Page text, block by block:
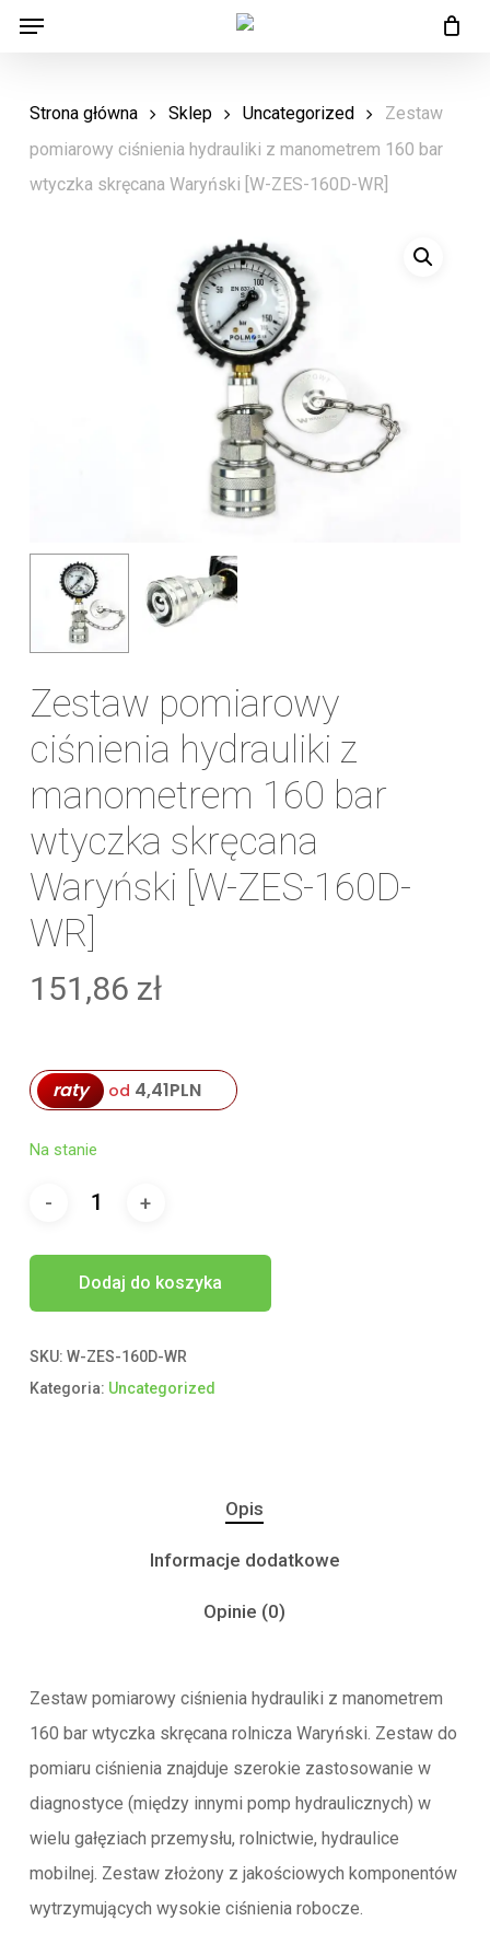
Skip
content
Menu
Strona główna Sklep Uncategorized
Zestaw
pomiarowy ciśnienia hydrauliki z manometrem 160 bar
wtyczka skręcana Waryński [W-ZES-160D-WR]
Zestaw pomiarowy
ciśnienia hydrauliki z
manometrem 160 bar
wtyczka skręcana
Waryński [W-ZES-160D-
WR]
151,86 zł
raty od 4,41PLN
Na stanie
Dodaj do koszyka
SKU: W-ZES-160D-WR
Kategoria: Uncategorized
Opis
Informacje dodatkowe
Opinie (0)
Zestaw pomiarowy ciśnienia hydrauliki z manometrem
160 bar wtyczka skręcana rolnicza Waryński. Zestaw do
pomiaru ciśnienia znajduje szerokie zastosowanie w
diagnostyce (między innymi pomp hydraulicznych) w
wielu gałęziach przemysłu, rolnictwie, hydraulice
mobilnej. Zestaw złożony z jakościowych komponentów
wytrzymujących wysokie ciśnienia robocze.
Menu